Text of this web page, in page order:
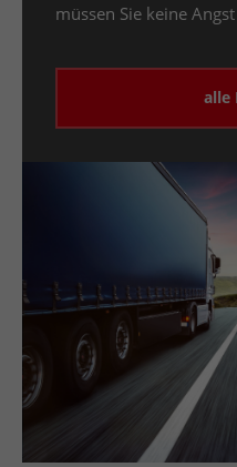
müssen Sie keine
alle